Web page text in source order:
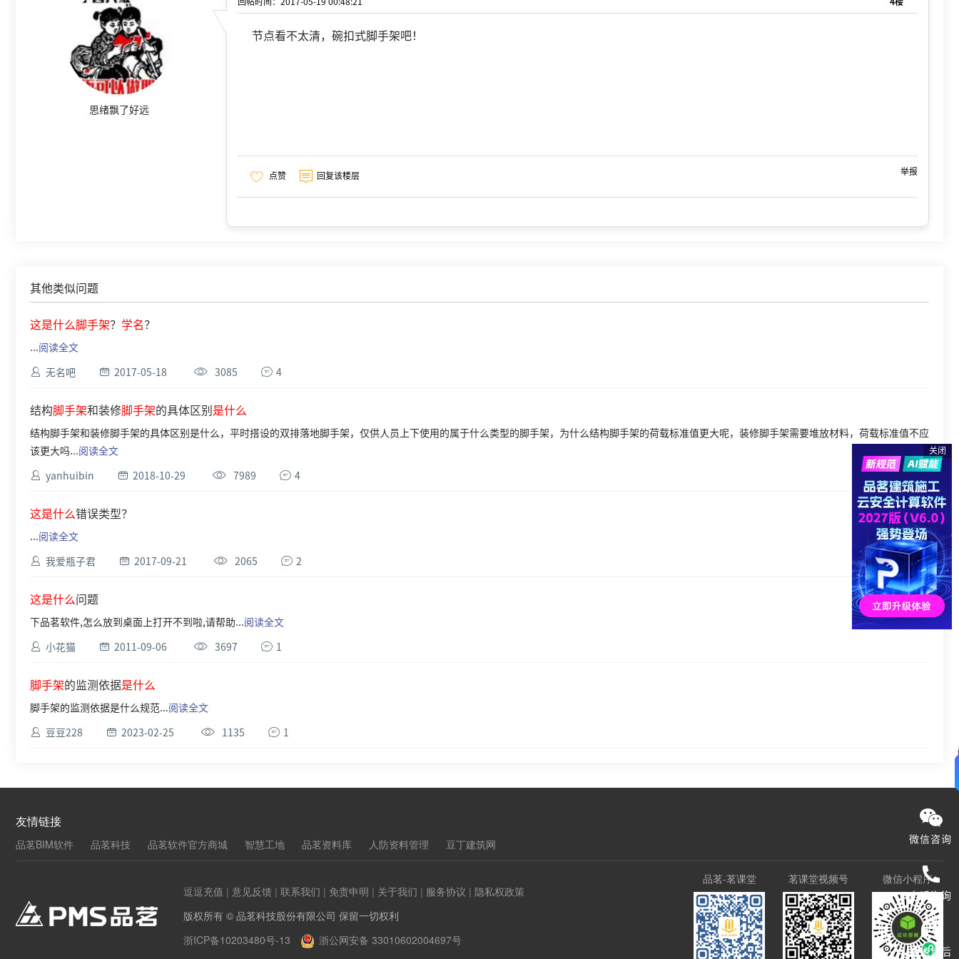
思绪飘了好远
节点看不太清，碗扣式脚手架吧！
点赞 回复该楼层 举报
其他类似问题
这是什么脚手架？ 学名？
...阅读全文
无名吧
2017-05-18 3085 4
结构脚手架和装修脚手架的具体区别是什么
结构脚手架和装修脚手架的具体区别是什么，平时搭设的双排落地脚手架，仅供人员上下使用的属于什么类型的脚手架，为什么结构脚手架的荷载标准值更大呢，装修脚手架需要堆放材料，荷载标准值不应
该更大吗...阅读全文
yanhuibin
2018-10-29 7989 4
这是什么错误类型？
...阅读全文
我爱瓶子君
2017-09-21 2065 2
这是什么问题
下品茗软件,怎么放到桌面上打开不到啦,请帮助...阅读全文
小花猫
2011-09-06 3697 1
脚手架的监测依据是什么
脚手架的监测依据是什么规范...阅读全文
豆豆228
2023-02-25 1135 1
友情链接
品茗BIM软件 品茗科技 品茗软件官方商城 智慧工地 品茗资料库 人防资料管理 豆丁建筑网
逗逗充值 | 意见反馈 | 联系我们 | 免责申明 | 关于我们 | 服务协议 | 隐私权政策
版权所有 © 品茗科技股份有限公司 保留一切权利
浙ICP备10203480号-13
浙公网安备 33010602004697号
品茗-茗课堂 茗课堂视频号 微信小程序
微信咨询
电话咨询
技术售后
关闭